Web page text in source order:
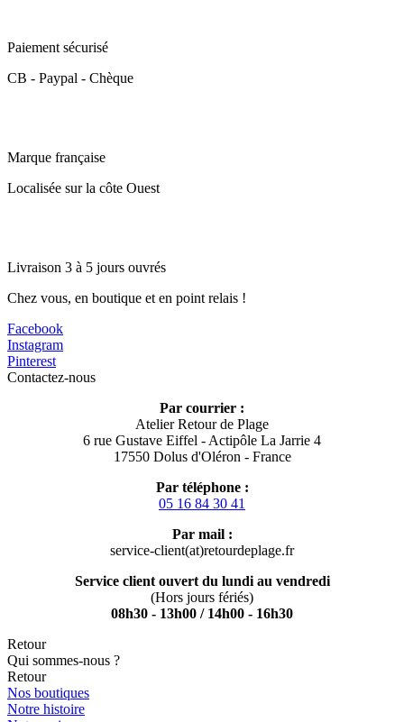
Paiement sécurisé
CB - Paypal - Chèque
Marque française
Localisée sur la côte Ouest
Livraison 3 à 5 jours ouvrés
Chez vous, en boutique et en point relais !
Facebook
Instagram
Pinterest
Contactez-nous
Par courrier :
Atelier Retour de Plage
6 rue Gustave Eiffel - Actipôle La Jarrie 4
17550 Dolus d'Oléron - France
Par téléphone :
05 16 84 30 41
Par mail :
service-client(at)retourdeplage.fr
Service client ouvert du lundi au vendredi
(Hors jours fériés)
08h30 - 13h00 / 14h00 - 16h30
Retour
Qui sommes-nous ?
Retour
Nos boutiques
Notre histoire